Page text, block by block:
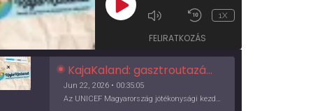
PLAY
EPISODE
1X
FELIRATKOZÁS
KajaKaland: gasztroutazás a föld körül
Jun 22, 2026 • 00:35:05
Az UNICEF Magyarország jótékonysági kezdeményezése izgalmas, egész éves világkörüli ízutazásra hív, igazi családi program és gasztroedukáció, illetve segítség a rászorulóknak is egyben.